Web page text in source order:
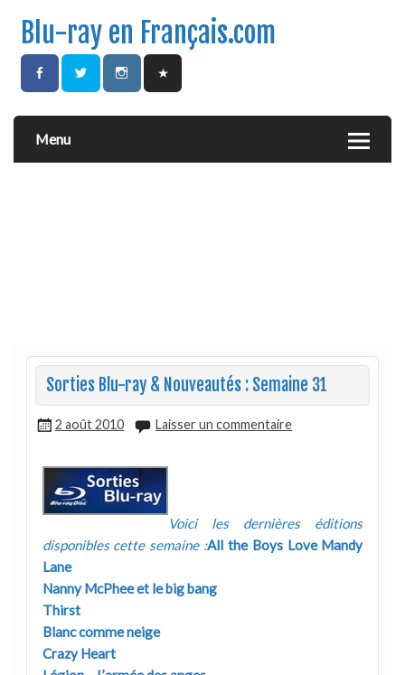
Blu-ray en Français.com
Menu
Sorties Blu-ray & Nouveautés : Semaine 31
2 août 2010 Laisser un commentaire
Voici les dernières éditions
disponibles cette semaine :All the Boys Love Mandy
Lane
Nanny McPhee et le big bang
Thirst
Blanc comme neige
Crazy Heart